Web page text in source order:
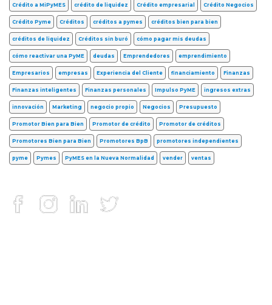
Crédito a MiPyMES crédito de liquidez Crédito empresarial Crédito Negocios
Crédito Pyme Créditos créditos a pymes créditos bien para bien
créditos de liquidez Créditos sin buró cómo pagar mis deudas
cómo reactivar una PyME deudas Emprendedores emprendimiento
Empresarios empresas Experiencia del Cliente financiamiento Finanzas
Finanzas inteligentes Finanzas personales Impulso PyME ingresos extras
innovación Marketing negocio propio Negocios Presupuesto
Promotor Bien para Bien Promotor de crédito Promotor de créditos
Promotores Bien para Bien Promotores BpB promotores independientes
pyme Pymes PyMES en la Nueva Normalidad vender ventas